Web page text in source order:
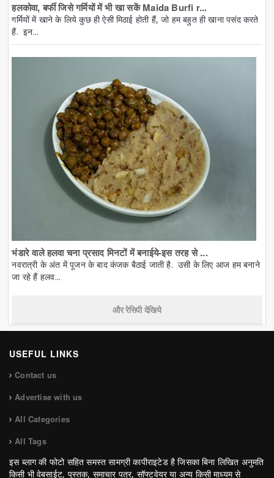
हलकोवा, बर्फी जिसे गर्मियों में भी खा सकें Maida Burfi r...
गर्मियों में खाने के लिये कुछ ही ऐसी मिठाई होती हैं, जो हम बहुत ही खाना पसंद करते
हैं. इन...
भंडारे वाले हलवा चना प्रसाद मिनटों में बनाईये-इस तरह से ...
नवरात्री के अंत में पूजन के बाद कंजक बैठाई जाती है. उसी के लिए आज हम बनाने
जा रहे हैं हलव...
और रेसिपी देखिये
USEFUL LINKS
Contact us
Advertise with us
All Categories
All Tags
इस ब्लाग की फोटो सहित समस्त सामग्री कापीराइटेड है जिसका बिना लिखित अनुमति
किसी भी वेबसाईट, पुस्तक, समाचार पत्र, सॉफ्टवेयर या अन्य किसी माध्यम से